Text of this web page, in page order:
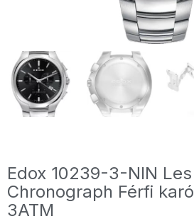
Edox 10239-3-NIN
Chronograph Férfi
3ATM